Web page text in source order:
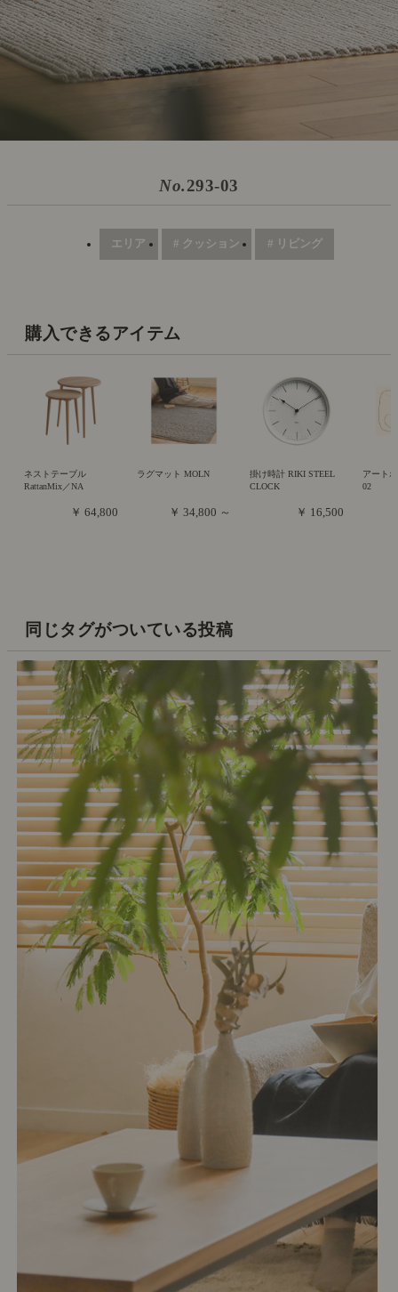
No.293-03
エリア # クッション # リビング
購入できるアイテム
ネストテーブル
RattanMix／NA
￥ 64,800
ラグマット MOLN
￥ 34,800 ～
掛け時計 RIKI STEEL
CLOCK
￥ 16,500
アート
02
同じタグがついている投稿